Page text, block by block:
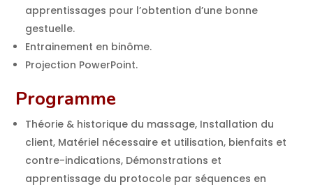
apprentissages pour l’obtention d’une bonne
gestuelle.
Entrainement en binôme.
Projection PowerPoint.
Programme
Théorie & historique du massage, Installation du
client, Matériel nécessaire et utilisation, bienfaits et
contre-indications, Démonstrations et
apprentissage du protocole par séquences en